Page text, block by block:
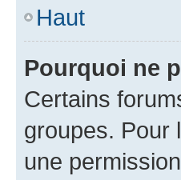
Haut
Pourquoi ne
Certains
groupes. Pour
une